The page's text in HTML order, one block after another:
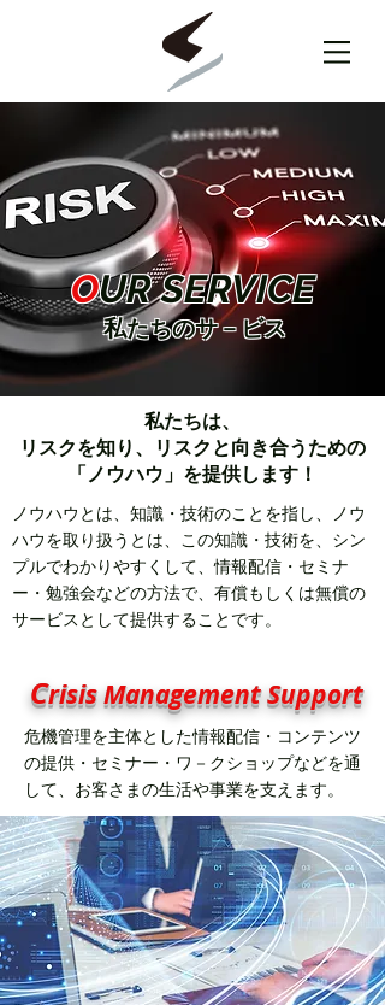
OUR SERVICE
私たちのサ－ビス
私たちは、
リスクを知り、リスクと向き合うための
「ノウハウ」を提供します！
ノウハウとは、知識・技術のことを指し、ノウ
ハウを取り扱うとは、この知識・技術を、シン
プルでわかりやすくして、情報配信・セミナ
ー・勉強会などの方法で、有償もしくは無償の
サービスとして提供することです。
Crisis Management Support
危機管理を主体とした情報配信・コンテンツ
の提供・セミナー・ワ－クショップなどを通
して、お客さまの生活や事業を支えます。